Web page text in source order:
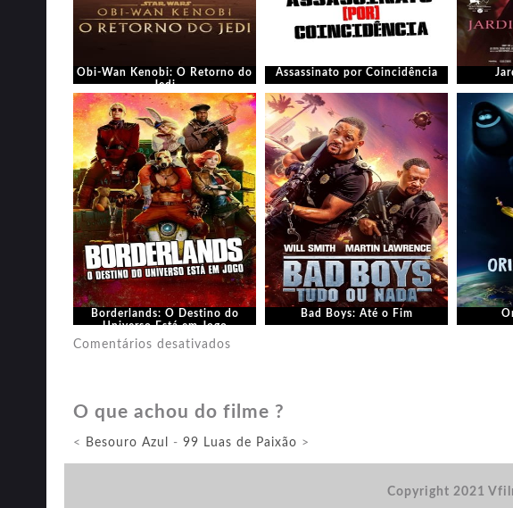
Obi-Wan Kenobi: O Retorno do
Jedi
Assassinato por Coincidência
Borderlands: O Destino do
Universo Está em Jogo
Bad Boys: Até o Fim
Comentários desativados
Assassinos
O que achou do filme ?
< Besouro Azul - 99 Luas de Paixão >
Copyright 2021